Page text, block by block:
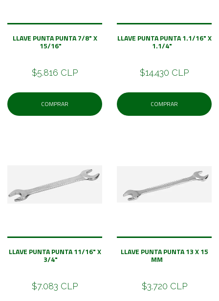
LLAVE PUNTA PUNTA 7/8" X
15/16"
$5.816 CLP
COMPRAR
LLAVE PUNTA PUNTA 1.1/16" X
1.1/4"
$14.430 CLP
COMPRAR
LLAVE PUNTA PUNTA 11/16" X
3/4"
$7.083 CLP
LLAVE PUNTA PUNTA 13 X 15
MM
$3.720 CLP